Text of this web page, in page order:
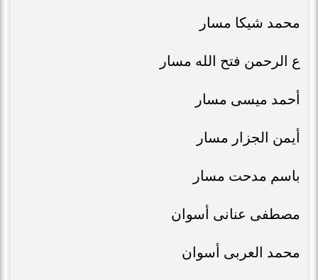
محمد شيكا مسار
ع الرحمن فتح الله مسار
أحمد ميسى مسار
أيمن الجزار مسار
باسم مدحت مسار
مصطفى عنانى أسوان
محمد العربى أسوان